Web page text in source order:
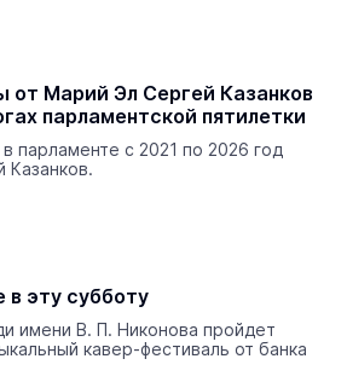
от Марий Эл Сергей Казанков
парламентской пятилетки
парламенте с 2021 по 2026 год
Казанков.
эту субботу
имени В. П. Никонова пройдет
кавер-фестиваль от банка